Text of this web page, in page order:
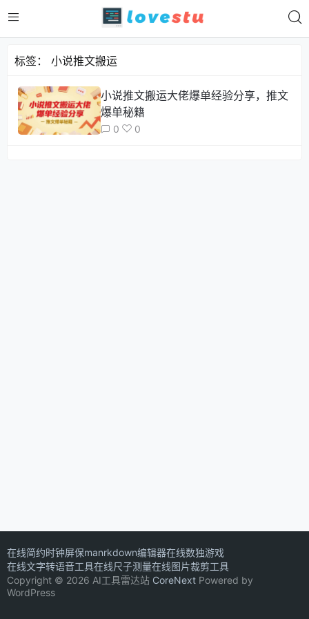
标签： 小说推文搬运
小说推文搬运大佬爆单经验分享，推文
爆单秘籍
0 0
在线简约时钟屏保manrkdown编辑器在线数独游戏
在线文字转语音工具在线尺子测量在线图片裁剪工具
Copyright © 2026 AI工具雷达站 CoreNext Powered by
WordPress